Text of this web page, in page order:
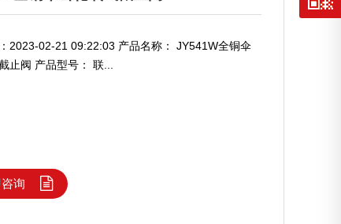
2023-02-21 09:22:03 产品名称： JY541W全铜伞
止阀 产品型号： 联...
询